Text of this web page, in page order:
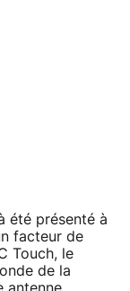
été présenté à
facteur de
Touch, le
de la
antenne